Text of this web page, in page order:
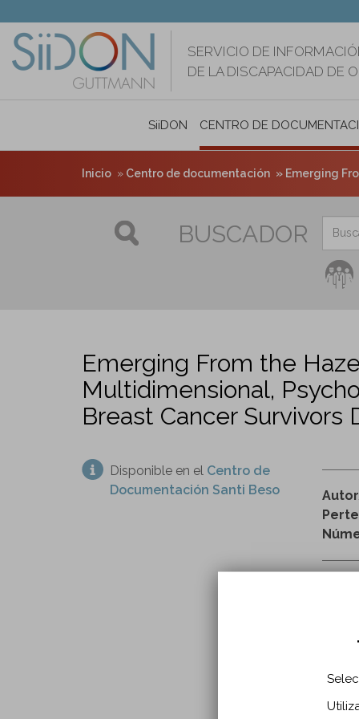
contenido
principal
SERVICIO DE
DE LA DISCAPACIDAD DE
SiiDON CENTRO DE
Inicio Centro de documentación Emerging From the
BUSCADOR
Emerging From the
Multidimensional,
Breast Cancer
Disponible en el Centro de
Documentación Santi Beso